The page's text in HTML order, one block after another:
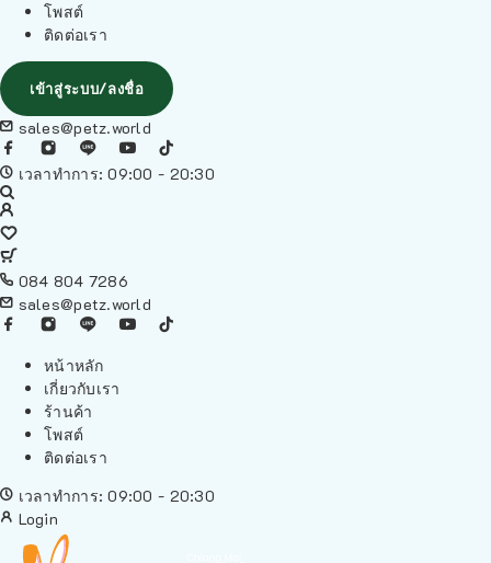
โพสต์
ติดต่อเรา
เข้าสู่ระบบ/ลงชื่อ
sales@petz.world
เวลาทำการ: 09:00 - 20:30
084 804 7286
sales@petz.world
หน้าหลัก
เกี่ยวกับเรา
ร้านค้า
โพสต์
ติดต่อเรา
เวลาทำการ: 09:00 - 20:30
Login